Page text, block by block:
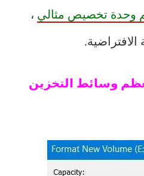
وحدة تخصيص مثالي ،
الافتراضية.
وسائط التخزين